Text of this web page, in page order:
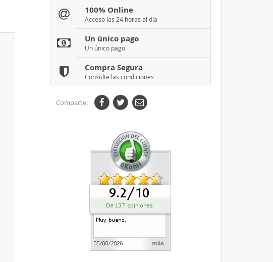
100% Online
Acceso las 24 horas al día
Un único pago
Un único pago
Compra Segura
Consulte las condiciones
Comparte: